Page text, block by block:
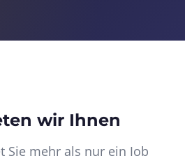
wir Ihnen
Sie mehr als nur ein Job